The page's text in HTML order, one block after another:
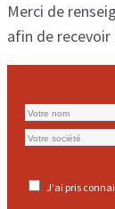
Merci de
afin de
J'ai pris